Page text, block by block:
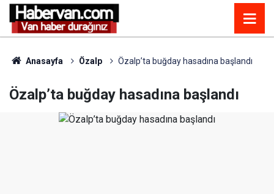
Anasayfa Özalp Özalp’ta buğday hasadına başlandı
Özalp’ta buğday hasadına başlandı